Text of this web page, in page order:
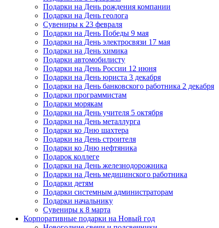
Подарки на День рождения компании
Подарки на День геолога
Сувениры к 23 февраля
Подарки на День Победы 9 мая
Подарки на День электросвязи 17 мая
Подарки на День химика
Подарки автомобилисту
Подарки на День России 12 июня
Подарки на День юриста 3 декабря
Подарки на День банковского работника 2 декабря
Подарки программистам
Подарки морякам
Подарки на День учителя 5 октября
Подарки на День металлурга
Подарки ко Дню шахтера
Подарки на День строителя
Подарки ко Дню нефтяника
Подарок коллеге
Подарки на День железнодорожника
Подарки на День медицинского работника
Подарки детям
Подарки системным администраторам
Подарки начальнику
Сувениры к 8 марта
Корпоративные подарки на Новый год